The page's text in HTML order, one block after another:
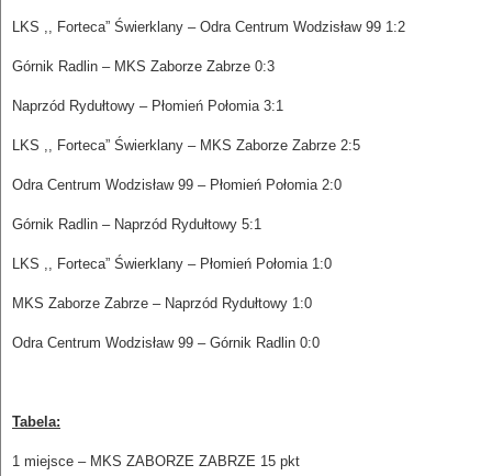
LKS ,, Forteca” Świerklany – Odra Centrum Wodzisław 99 1:2
Górnik Radlin – MKS Zaborze Zabrze 0:3
Naprzód Rydułtowy – Płomień Połomia 3:1
LKS ,, Forteca” Świerklany – MKS Zaborze Zabrze 2:5
Odra Centrum Wodzisław 99 – Płomień Połomia 2:0
Górnik Radlin – Naprzód Rydułtowy 5:1
LKS ,, Forteca” Świerklany – Płomień Połomia 1:0
MKS Zaborze Zabrze – Naprzód Rydułtowy 1:0
Odra Centrum Wodzisław 99 – Górnik Radlin 0:0
Tabela:
1 miejsce – MKS ZABORZE ZABRZE 15 pkt